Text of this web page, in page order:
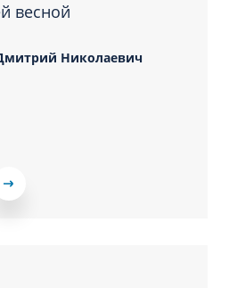
весной
Николаевич